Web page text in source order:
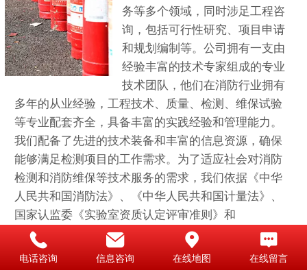
务等多个领域，同时涉足工程咨
询，包括可行性研究、项目申请
和规划编制等。公司拥有一支由
经验丰富的技术专家组成的专业
技术团队，他们在消防行业拥有
多年的从业经验，工程技术、质量、检测、维保试验
等专业配套齐全，具备丰富的实践经验和管理能力。
我们配备了先进的技术装备和丰富的信息资源，确保
能够满足检测项目的工作需求。为了适应社会对消防
检测和消防维保等技术服务的需求，我们依据《中华
人民共和国消防法》、《中华人民共和国计量法》、
国家认监委《实验室资质认定评审准则》和
GB/T19001-2016《质量管理体系要求》等相关法律法
规，建立了以质量管理为核心的管理体系，并编制了
电话咨询 信息咨询 在线地图 在线留言